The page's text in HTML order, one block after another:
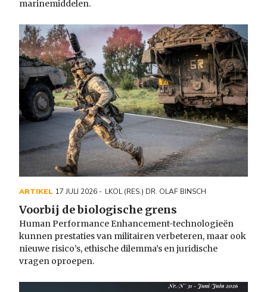
marinemiddelen.
ARTIKEL 17 JULI 2026 LKOL (RES.) DR. OLAF BINSCH
Voorbij de biologische grens
Human Performance Enhancement-technologieën
kunnen prestaties van militairen verbeteren, maar ook
nieuwe risico’s, ethische dilemma’s en juridische
vragen oproepen.